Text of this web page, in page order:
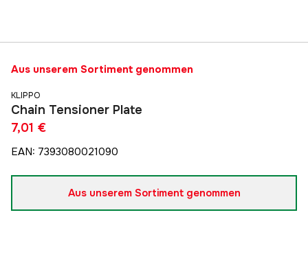
Aus unserem Sortiment genommen
KLIPPO
Chain Tensioner Plate
7,01 €
EAN: 7393080021090
Aus unserem Sortiment genommen